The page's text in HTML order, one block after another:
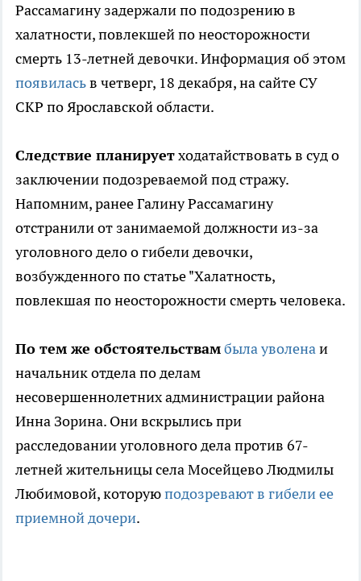
Рассамагину задержали по подозрению в
халатности, повлекшей по неосторожности
смерть 13-летней девочки. Информация об этом
появиласьв четверг, 18 декабря, на сайте СУ
СКР по Ярославской области.
Следствие планируетходатайствовать в суд о
заключении подозреваемой под стражу.
Напомним, ранее Галину Рассамагину
отстранили от занимаемой должности из-за
уголовного дело о гибели девочки,
возбужденного по статье "Халатность,
повлекшая по неосторожности смерть человека.
По тем же обстоятельствамбыла уволенаи
начальник отдела по делам
несовершеннолетних администрации района
Инна Зорина. Они вскрылись при
расследовании уголовного дела против 67-
летней жительницы села Мосейцево Людмилы
Любимовой, которуюподозревают в гибели ее
приемной дочери.